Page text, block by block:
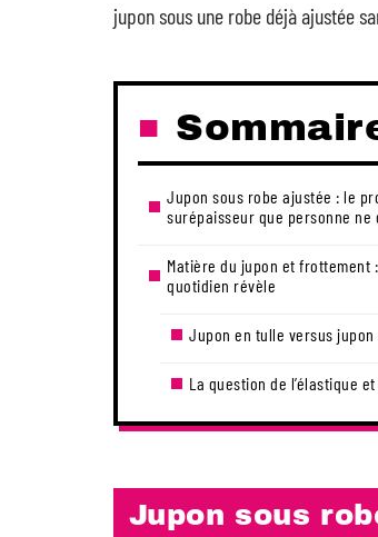
jupon sous une robe déjà ajustée
Jupon sous robe ajustée : le
surépaisseur que personne ne
Matière du jupon et frottement
quotidien révèle
Jupon en tulle versus
La question de l’élastique
Jupon sous